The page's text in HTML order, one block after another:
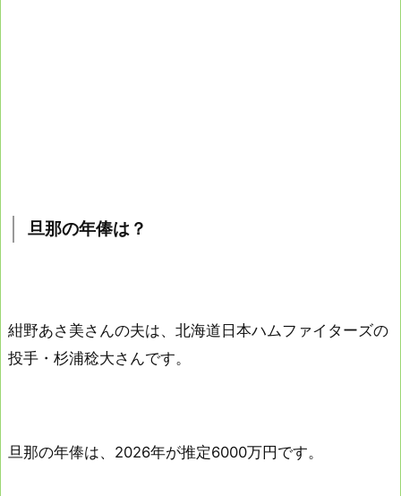
旦那の年俸は？
紺野あさ美さんの夫は、北海道日本ハムファイターズの
投手・杉浦稔大さんです。
旦那の年俸は、2026年が推定6000万円です。